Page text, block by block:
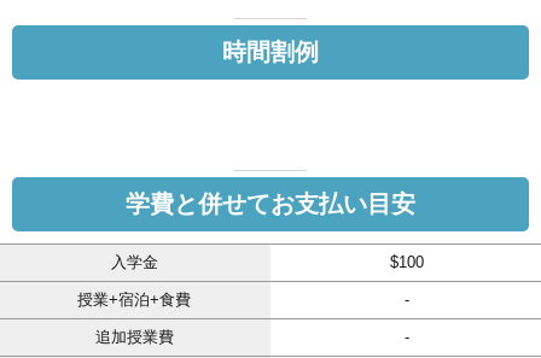
時間割例
学費と併せてお支払い目安
入学金 $100
授業+宿泊+食費 -
追加授業費 -